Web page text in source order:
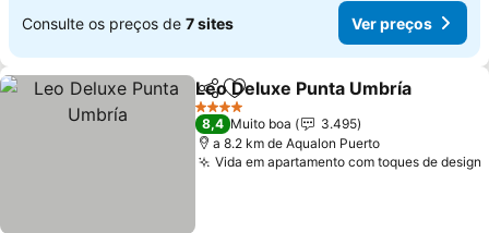
Consulte os preços de 7 sites Ver preços
PartilharAdicionar aos favoritos
Leo Deluxe Punta Umbría
4 Estrelas
8,4 Muito boa
3.495
a 8.2 km de Aqualon Puerto
Vida em apartamento com toques de design